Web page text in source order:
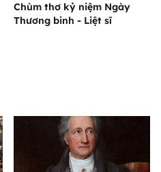
Chùm thơ kỷ niệm Ngày
Thương binh - Liệt sĩ